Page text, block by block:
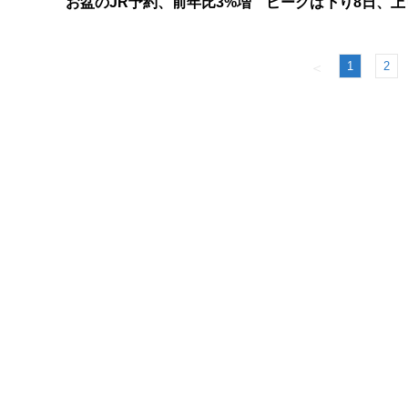
＜ 1 2